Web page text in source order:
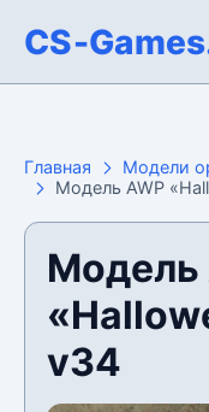
CS-
Главная
Модели
Модель AWP
Модель
v34